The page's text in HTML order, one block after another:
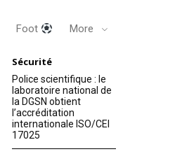
Foot More
Sécurité
Police scientifique : le
laboratoire national de
la DGSN obtient
l’accréditation
internationale ISO/CEI
17025